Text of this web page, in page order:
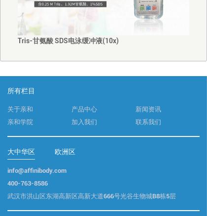
Tris-甘氨酸 SDS电泳缓冲液(10x)
所有栏目
关于亲和 产品中心
新闻资讯
亲和学院
加入我们 联系我们
大中华区 欧洲区
info@affinibody.com
400-763-8586
武汉市洪山区东湖高新区高新大道666号光谷生物城B8栋5层